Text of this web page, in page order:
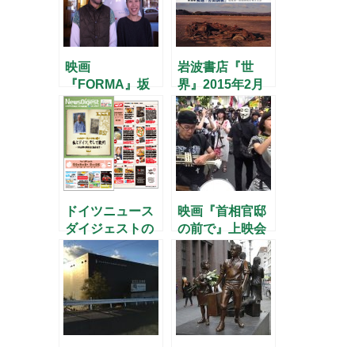
展のご案内
映画
『FORMA』坂
本あゆみ監督イ
ンタビュー
岩波書店『世
界』2015年2月
号 – アウシュヴ
ィッツ解放70周
年 –
ドイツニュース
ダイジェストの
1000号と終戦70
周年特集
映画『首相官邸
の前で』上映会